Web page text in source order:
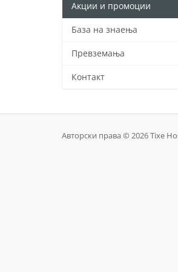
Акции и промоции
База на знаења
Превземања
Контакт
Авторски права © 2026 Tixe